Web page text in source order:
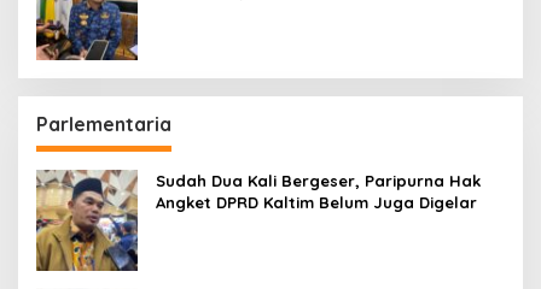
Parlementaria
Sudah Dua Kali Bergeser, Paripurna Hak
Angket DPRD Kaltim Belum Juga Digelar